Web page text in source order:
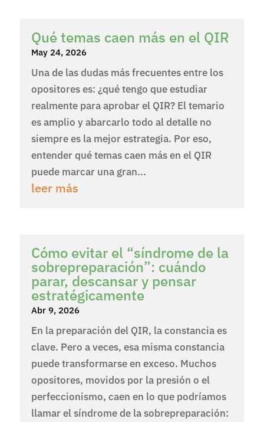
Qué temas caen más en el QIR
May 24, 2026
Una de las dudas más frecuentes entre los
opositores es: ¿qué tengo que estudiar
realmente para aprobar el QIR? El temario
es amplio y abarcarlo todo al detalle no
siempre es la mejor estrategia. Por eso,
entender qué temas caen más en el QIR
puede marcar una gran...
leer más
Cómo evitar el “síndrome de la
sobrepreparación”: cuándo
parar, descansar y pensar
estratégicamente
Abr 9, 2026
En la preparación del QIR, la constancia es
clave. Pero a veces, esa misma constancia
puede transformarse en exceso. Muchos
opositores, movidos por la presión o el
perfeccionismo, caen en lo que podríamos
llamar el síndrome de la sobrepreparación: